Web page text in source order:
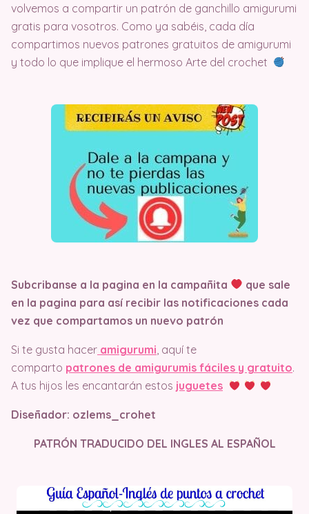
volvemos a compartir un patrón de ganchillo amigurumi
gratis para vosotros. Como ya sabéis, cada día
compartimos nuevos patrones gratuitos de amigurumi
y todo lo que implique el hermoso Arte del crochet
Subcribanse a la pagina en la campañita
que sale
en la pagina para así recibir las notificaciones cada
vez que compartamos un nuevo patrón
Si te gusta hacer amigurumi , aquí te
comparto patrones de amigurumis fáciles y gratuito.
A tus hijos les encantarán estos juguetes
Diseñador: ozlems_crohet
PATRÓN TRADUCIDO DEL INGLES AL ESPAÑOL